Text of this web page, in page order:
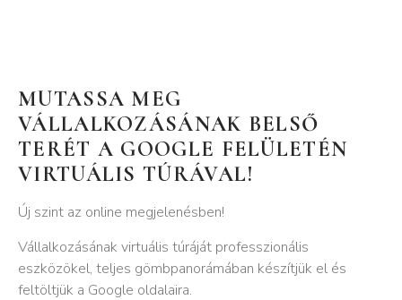
MUTASSA MEG
VÁLLALKOZÁSÁNAK BELSŐ
TERÉT A GOOGLE FELÜLETÉN
VIRTUÁLIS TÚRÁVAL!
Új szint az online megjelenésben!
Vállalkozásának virtuális túráját professzionális
eszközökel, teljes gömbpanorámában készítjük el és
feltöltjük a Google oldalaira.